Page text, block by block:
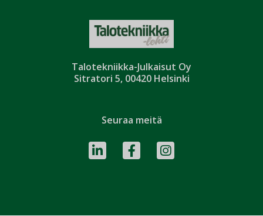
Talotekniikka-Julkaisut Oy
Sitratori 5, 00420 Helsinki
Seuraa meitä